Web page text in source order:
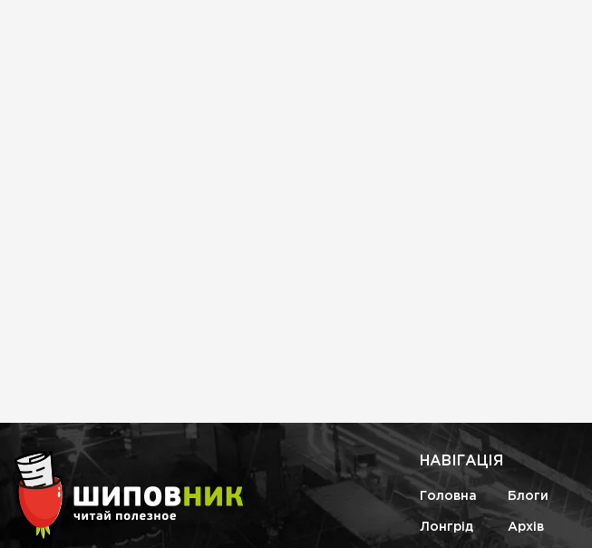
НАВІГАЦІЯ
Головна Блоги
Лонгрід Архів